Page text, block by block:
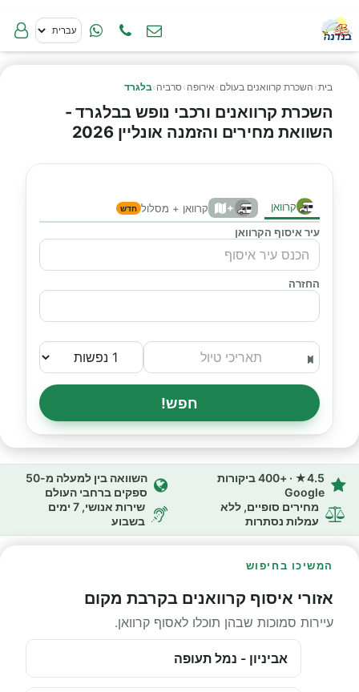
בית› השכרת קרוואנים בעולם › אירופה ›סרביה ›בלגרד
השכרת קרוואנים ורכבי נופש בבלגרד -
השוואת מחירים והזמנה אונליין 2026
קרוואן + קרוואן + מסלול חדש
עיר איסוף הקרוואן
החזרה
חפש!
4.5★ · +400 ביקורות
Google
השוואה בין למעלה מ-50
ספקים ברחבי העולם
מחירים סופיים, ללא
עמלות נסתרות
שירות אנושי, 7 ימים
בשבוע
המשיכו בחיפוש
אזורי איסוף קרוואנים בקרבת מקום
עיירות סמוכות שבהן תוכלו לאסוף קרוואן.
אביניון - נמל תעופה